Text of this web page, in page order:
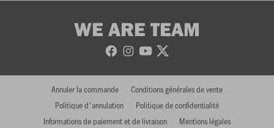
WE ARE TEAM
Annuler la commande
Conditions générales de vente
Politique d'annulation
Politique de confidentialité
Informations de paiement et de livraison
Mentions légales